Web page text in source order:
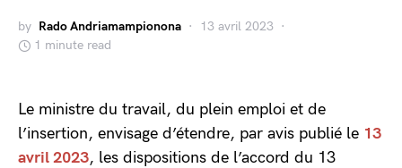
by Rado Andriamampionona
13 avril 2023
1 minute read
Le ministre du travail, du plein emploi et de
l’insertion, envisage d’étendre, par avis publié le 13
avril 2023, les dispositions de l’accord du 13